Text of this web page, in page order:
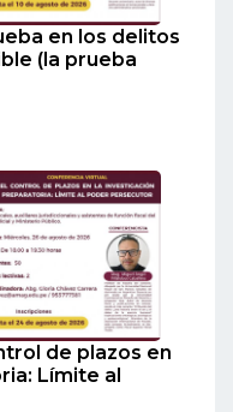
en los delitos
(la prueba
de plazos en
Límite al